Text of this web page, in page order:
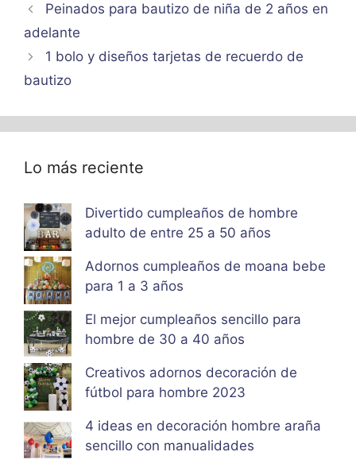
Peinados para bautizo de niña de 2 años en
adelante
1 bolo y diseños tarjetas de recuerdo de
bautizo
Lo más reciente
Divertido cumpleaños de hombre
adulto de entre 25 a 50 años
Adornos cumpleaños de moana bebe
para 1 a 3 años
El mejor cumpleaños sencillo para
hombre de 30 a 40 años
Creativos adornos decoración de
fútbol para hombre 2023
4 ideas en decoración hombre araña
sencillo con manualidades